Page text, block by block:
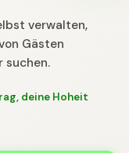
verwalten,
Gästen
suchen.
deine Hoheit